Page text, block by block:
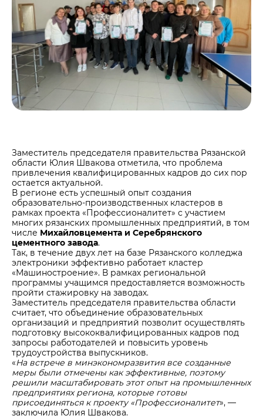
Заместитель председателя правительства Рязанской
области Юлия Швакова отметила, что проблема
привлечения квалифицированных кадров до сих пор
остается актуальной.
В регионе есть успешный опыт создания
образовательно-производственных кластеров в
рамках проекта «Профессионалитет» с участием
многих рязанских промышленных предприятий, в том
числе Михайловцемента и Серебрянского
цементного завода.
Так, в течение двух лет на базе Рязанского колледжа
электроники эффективно работает кластер
«Машиностроение». В рамках региональной
программы учащимся предоставляется возможность
пройти стажировку на заводах.
Заместитель председателя правительства области
считает, что объединение образовательных
организаций и предприятий позволит осуществлять
подготовку высококвалифицированных кадров под
запросы работодателей и повысить уровень
трудоустройства выпускников.
«На встрече в минэкономразвития все созданные
меры были отмечены как эффективные, поэтому
решили масштабировать этот опыт на промышленных
предприятиях региона, которые готовы
присоединяться к проекту «Профессионалитет», —
заключила Юлия Швакова.
Центры дистрибуции
Реализация ТМЦ и непрофильных активов
Политика в области закупок
В помощь поставщику
Не только цемент
Люди ЦЕМРОСа
Технологии и тренды
Издание для клиентов
Аналитика цементной отрасли
Медиабанк
Контакты
Контакты для СМИ
Служба доверия